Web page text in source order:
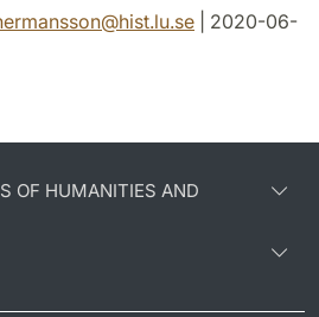
@hist.lu.se | 2020-06-
OF HUMANITIES AND